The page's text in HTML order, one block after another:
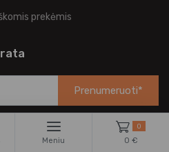
prekėmis
Prenumeruoti*
pirmieji gaukite naujausius
pašto dėžutę.
Meniu
0
0 €